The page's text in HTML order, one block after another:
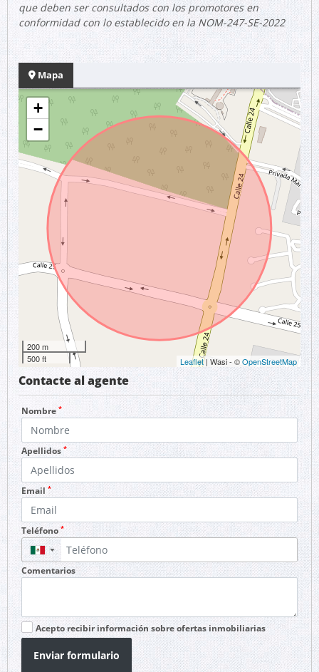
que deben ser consultados con los promotores en
conformidad con lo establecido en la NOM-247-SE-2022
Mapa
+
−
200 m
500 ft
Leaflet| Wasi - ©OpenStreetMap
Contacte al agente
Nombre *
Apellidos *
Email *
Teléfono*
▼
Comentarios
Acepto recibir información sobre ofertas inmobiliarias
Enviar formulario